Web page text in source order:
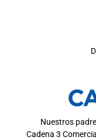
Nuestros
Cadena 3 Comercial